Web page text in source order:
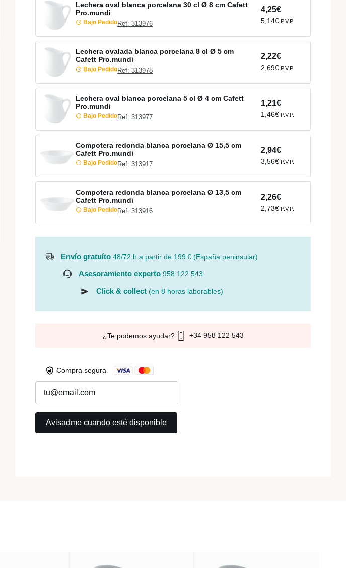
Lechera oval blanca porcelana 30 cl Ø 8 cm Cafett
Pro.mundi
Bajo PedidoRef: 313976
4,25€
5,14€ P.V.P.
Lechera ovalada blanca porcelana 8 cl Ø 5 cm
Cafett Pro.mundi
Bajo PedidoRef: 313978
2,22€
2,69€ P.V.P.
Lechera oval blanca porcelana 5 cl Ø 4 cm Cafett
Pro.mundi
Bajo PedidoRef: 313977
1,21€
1,46€ P.V.P.
Compotera redonda blanca porcelana Ø 15,5 cm
Cafett Pro.mundi
Bajo PedidoRef: 313917
2,94€
3,56€ P.V.P.
Compotera redonda blanca porcelana Ø 13,5 cm
Cafett Pro.mundi
Bajo PedidoRef: 313916
2,26€
2,73€ P.V.P.
Envío gratuíto 48/72 h a partir de 199 € (España peninsular)
Asesoramiento experto 958 122 543
Click & collect (en 8 horas laborables)
¿Te podemos ayudar? +34 958 122 543
Compra segura